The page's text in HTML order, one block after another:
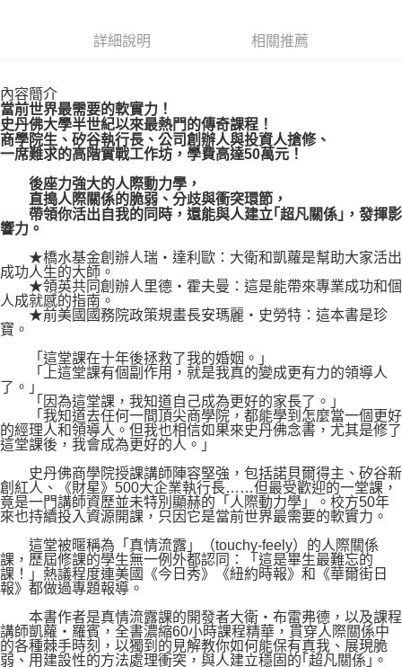
博客來商品配送方式
每筆NT$80，滿NT$1,000(含以上)免運費
詳細說明 相關推薦
內容簡介
當前世界最需要的軟實力！
史丹佛大學半世紀以來最熱門的傳奇課程！
商學院生、矽谷執行長、公司創辦人與投資人搶修、
一席難求的高階實戰工作坊，學費高達50萬元！
後座力強大的人際動力學，
直搗人際關係的脆弱、分歧與衝突環節，
帶領你活出自我的同時，還能與人建立｢超凡關係｣，發揮影
響力。
★橋水基金創辦人瑞‧達利歐：大衛和凱蘿是幫助大家活出
成功人生的大師。
★領英共同創辦人里德‧霍夫曼：這是能帶來專業成功和個
人成就感的指南。
★前美國國務院政策規畫長安瑪麗‧史勞特：這本書是珍
寶。
「這堂課在十年後拯救了我的婚姻。」
「上這堂課有個副作用，就是我真的變成更有力的領導人
了。」
「因為這堂課，我知道自己成為更好的家長了。」
「我知道去任何一間頂尖商學院，都能學到怎麼當一個更好
的經理人和領導人。但我也相信如果來史丹佛念書，尤其是修了
這堂課後，我會成為更好的人。」
史丹佛商學院授課講師陣容堅強，包括諾貝爾得主、矽谷新
創紅人、《財星》500大企業執行長……但最受歡迎的一堂課，
竟是一門講師資歷並未特別顯赫的「人際動力學」。校方50年
來也持續投入資源開課，只因它是當前世界最需要的軟實力。
這堂被暱稱為「真情流露」（touchy-feely）的人際關係
課，歷屆修課的學生無一例外都認同：「這是畢生最難忘的
課！」熱議程度連美國《今日秀》《紐約時報》和《華爾街日
報》都做過專題報導。
本書作者是真情流露課的開發者大衛‧布雷弗德，以及課程
講師凱蘿‧羅賓，全書濃縮60小時課程精華，貫穿人際關係中
的各種棘手時刻，以獨到的見解教你如何能保有真我、展現脆
弱、用建設性的方法處理衝突，與人建立穩固的｢超凡關係｣。